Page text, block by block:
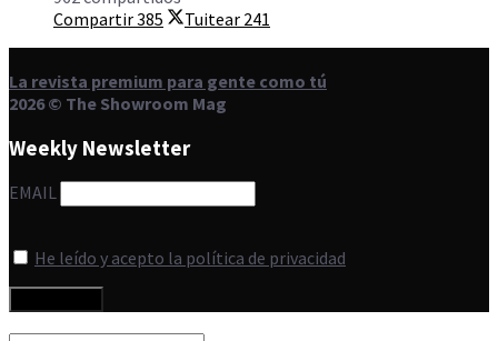
Compartir385 Tuitear 241
La revista premium para gente como tú
2026 © The Showroom Mag
Weekly Newsletter
EMAIL
He leído y acepto la política de privacidad